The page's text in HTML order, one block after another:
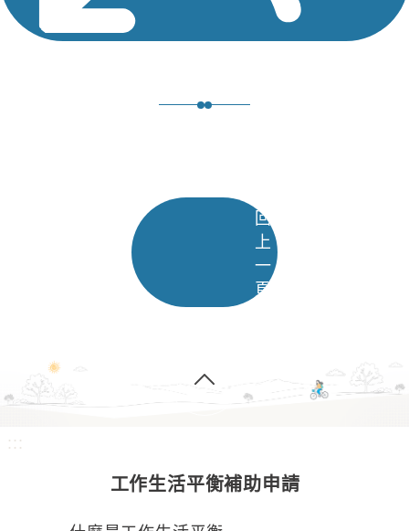
回
上
一
頁
:::
工作生活平衡補助申請